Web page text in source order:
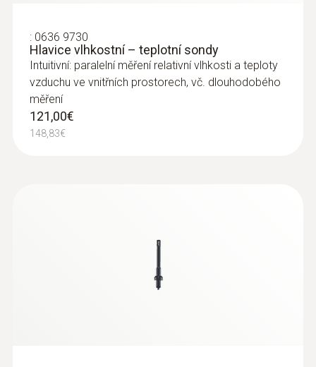
: 0636 9730
Hlavice vlhkostní – teplotní sondy
Intuitivní: paralelní měření relativní vlhkosti a teploty
vzduchu ve vnitřních prostorech, vč. dlouhodobého
měření
121,00€
148,83€